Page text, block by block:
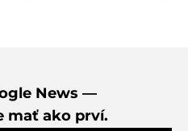
News —
mať ako prví.